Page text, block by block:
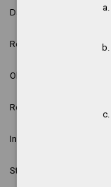
Dane teleadresowe
Redakcja
Obsługa techniczna
Regulamin organizacyjny
Informacja o działalności
Statut